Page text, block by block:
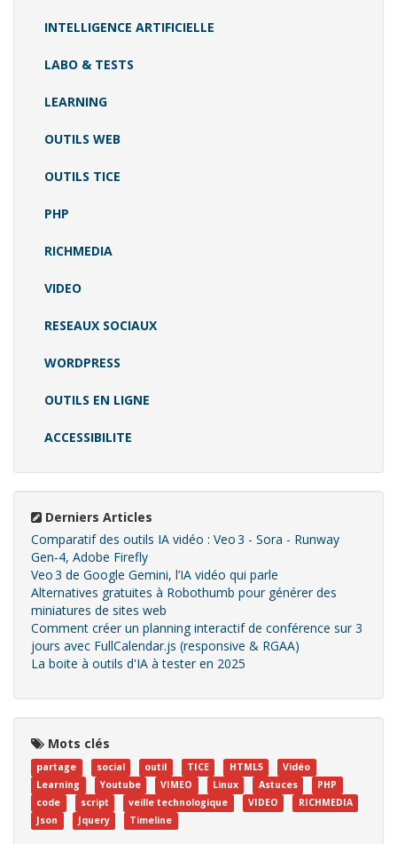
INTELLIGENCE ARTIFICIELLE
LABO & TESTS
LEARNING
OUTILS WEB
OUTILS TICE
PHP
RICHMEDIA
VIDEO
RESEAUX SOCIAUX
WORDPRESS
OUTILS EN LIGNE
ACCESSIBILITE
Derniers Articles
Comparatif des outils IA vidéo : Veo 3 - Sora - Runway
Gen‑4, Adobe Firefly
Veo 3 de Google Gemini, l’IA vidéo qui parle
Alternatives gratuites à Robothumb pour générer des
miniatures de sites web
Comment créer un planning interactif de conférence sur 3
jours avec FullCalendar.js (responsive & RGAA)
La boite à outils d'IA à tester en 2025
Mots clés
partage social outil TICE HTML5
Vidéo
Learning
Youtube VIMEO Linux Astuces
PHP
code
script veille technologique VIDEO
RICHMEDIA
Json
Jquery Timeline